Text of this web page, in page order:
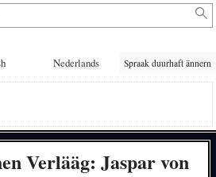
Nederlands Spraak duurhaft ännern
Verlääg: Jaspar von